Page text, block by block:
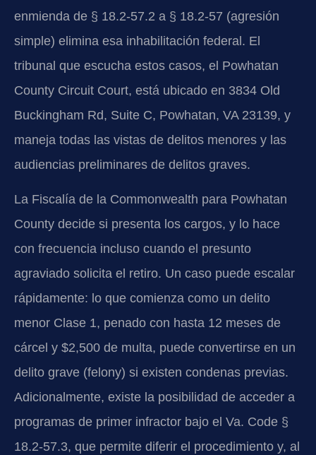
enmienda de § 18.2-57.2 a § 18.2-57 (agresión
simple) elimina esa inhabilitación federal. El
tribunal que escucha estos casos, el Powhatan
County Circuit Court, está ubicado en 3834 Old
Buckingham Rd, Suite C, Powhatan, VA 23139, y
maneja todas las vistas de delitos menores y las
audiencias preliminares de delitos graves.
La Fiscalía de la Commonwealth para Powhatan
County decide si presenta los cargos, y lo hace
con frecuencia incluso cuando el presunto
agraviado solicita el retiro. Un caso puede escalar
rápidamente: lo que comienza como un delito
menor Clase 1, penado con hasta 12 meses de
cárcel y $2,500 de multa, puede convertirse en un
delito grave (felony) si existen condenas previas.
Adicionalmente, existe la posibilidad de acceder a
programas de primer infractor bajo el Va. Code §
18.2-57.3, que permite diferir el procedimiento y, al